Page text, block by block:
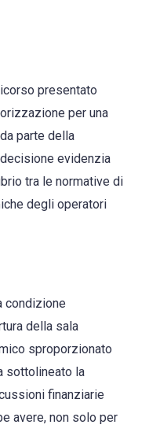
presentato
per una
parte della
evidenzia
tra le normative di
degli operatori
condizione
della sala
sproporzionato
sottolineato la
finanziarie
avere, non solo per